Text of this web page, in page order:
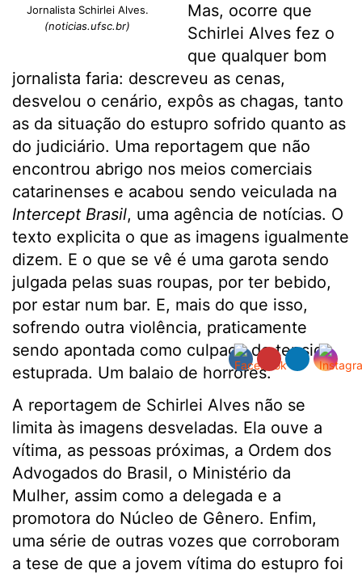
Jornalista Schirlei Alves.
(noticias.ufsc.br)
Mas, ocorre que
Schirlei Alves fez o
que qualquer bom
jornalista faria: descreveu as cenas,
desvelou o cenário, expôs as chagas, tanto
as da situação do estupro sofrido quanto as
do judiciário. Uma reportagem que não
encontrou abrigo nos meios comerciais
catarinenses e acabou sendo veiculada na
Intercept Brasil, uma agência de notícias. O
texto explicita o que as imagens igualmente
dizem. E o que se vê é uma garota sendo
julgada pelas suas roupas, por ter bebido,
por estar num bar. E, mais do que isso,
sofrendo outra violência, praticamente
sendo apontada como culpada de ter sido
estuprada. Um balaio de horrores.
A reportagem de Schirlei Alves não se
limita às imagens desveladas. Ela ouve a
vítima, as pessoas próximas, a Ordem dos
Advogados do Brasil, o Ministério da
Mulher, assim como a delegada e a
promotora do Núcleo de Gênero. Enfim,
uma série de outras vozes que corroboram
a tese de que a jovem vítima do estupro foi